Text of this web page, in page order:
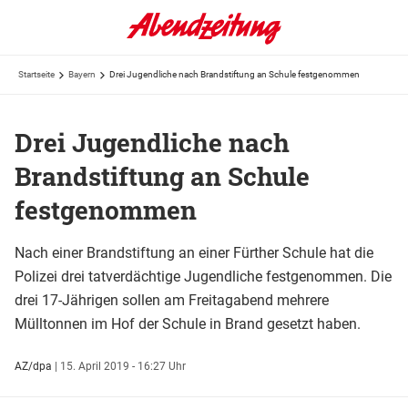
Startseite Bayern Drei Jugendliche nach Brandstiftung an Schule festgenommen
Drei Jugendliche nach
Brandstiftung an Schule
festgenommen
Nach einer Brandstiftung an einer Fürther Schule hat die
Polizei drei tatverdächtige Jugendliche festgenommen. Die
drei 17-Jährigen sollen am Freitagabend mehrere
Mülltonnen im Hof der Schule in Brand gesetzt haben.
AZ/dpa | 15. April 2019 - 16:27 Uhr